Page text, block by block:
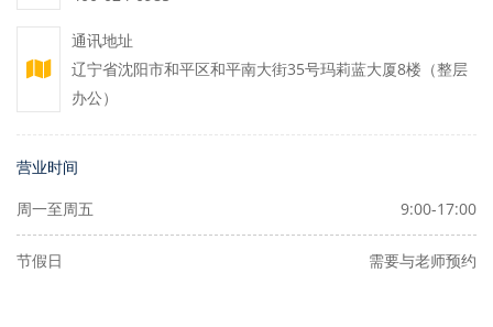
通讯地址
辽宁省沈阳市和平区和平南大街35号玛莉蓝大厦8楼（整层
办公）
营业时间
周一至周五 9:00-17:00
节假日 需要与老师预约